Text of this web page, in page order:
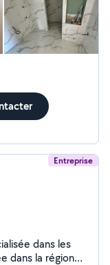
Entreprise
dans les
dans la région